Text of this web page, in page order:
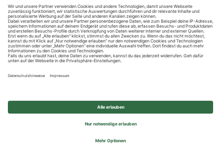
Datenschutzhinweise
Impressum
Privatsphäre-Einstellungen
© 2026 REWE Group - All rights reserved